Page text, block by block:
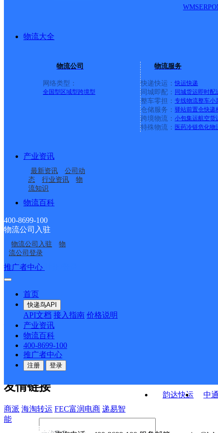
WMSERP
物流大全
物流公司
网络类型：
全国型 区域型跨境型
物流服务
快递快运： 快运快递
同城即配： 同城货运即时配
整车零担： 专线物流整车小
仓储服务： 驿站前置仓快递
跨境物流： 小包集运航空货
特殊物流： 医药冷链危化物
产业资讯
最新资讯
公司动
态
行业资讯
物
流知识
物流百科
400-8699-100
物流公司入驻
物流公司入驻
物
流公司登录
推广者中心
首页
快递鸟API
API文档 接入指南 价格说明
产业资讯
物流百科
400-8699-100
推广者中心
注册 登录
中国邮政集团有限公司新疆维吾尔自治区叶城县
湖南吉首市公司世纪大
道便民服务站
湖南吉首市公司吉首大
学沙子坳校区分部
吉首市矮寨镇合作点
ID12176
吉首市马颈坳镇合作点
ID3918
UH湘西吉首
吉首市峒河街道合作点
韵达快运
中
接口API
API接口 DEMO下载
关于我们
公司介绍 企业动态
合作伙伴 快递鸟接口服务协议
户隐私政策
友情链接
商派 海淘转运 FEC富润电商 递易智
能